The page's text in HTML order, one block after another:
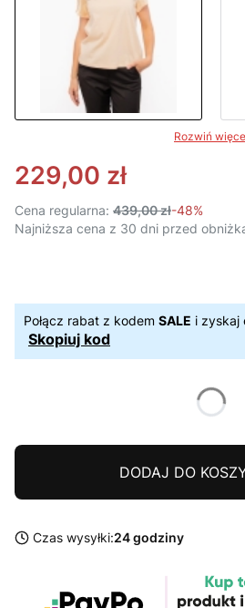
Rozwiń
229,00 zł
Cena regularna: 439,00 zł-48%
Najniższa cena z 30 dni przed
Połącz rabat z kodem SALE i zyskaj
Skopiuj kod
DODAJ DO
Czas wysyłki:24 godziny